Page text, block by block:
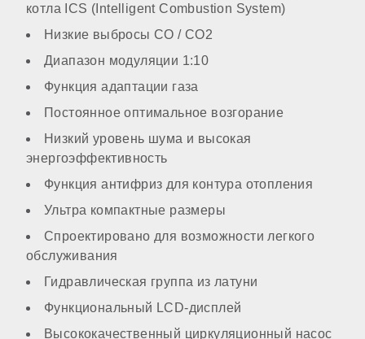
есть
Производительность горячей воды при ΔТ=25℃
Преднагрев теплообменника ГВС
Утепление теплообменника ГВС
нет
котла ICS (Intelligent Combustion System)
Низкие выбросы СО / СО2
Диапазон модуляции 1:10
Функция адаптации газа
Постоянное оптимальное возгорание
Низкий уровень шума и высокая
энергоэффективность
Функция антифриз для контура отопления
Ультра компактные размеры
Спроектировано для возможности легкого
обслуживания
Гидравлическая группа из латуни
Функциональный LCD-дисплей
Высококачественный циркуляционный насос